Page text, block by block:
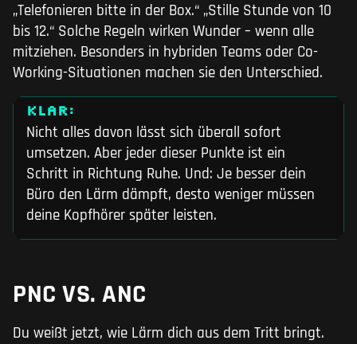
„Telefonieren bitte in der Box.“ „Stille Stunde von 10
bis 12.“ Solche Regeln wirken Wunder – wenn alle
mitziehen. Besonders in hybriden Teams oder Co-
Working-Situationen machen sie den Unterschied.
KLAR:
Nicht alles davon lässt sich überall sofort
umsetzen. Aber jeder dieser Punkte ist ein
Schritt in Richtung Ruhe. Und: Je besser dein
Büro den Lärm dämpft, desto weniger müssen
deine Kopfhörer später leisten.
PNC VS. ANC
Du weißt jetzt, wie Lärm dich aus dem Tritt bringt.